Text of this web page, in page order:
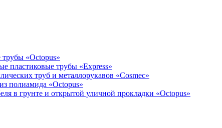
«Octopus»
пластиковые трубы «Express»
труб и металлорукавов «Cosmec»
полиамида «Octopus»
в грунте и открытой уличной прокладки «Octopus»